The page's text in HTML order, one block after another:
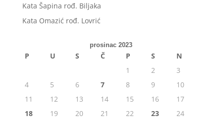
Kata Šapina rođ. Biljaka
Kata Omazić rođ. Lovrić
prosinac 2023
P U S Č P S
N
1
2
3
4
5 6 7 8 9
10
11
12 13 14 15 16
17
18
19 20 21 22 23
24